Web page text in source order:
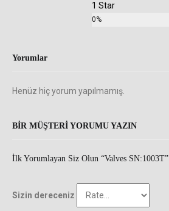
1 Star
0%
Yorumlar
Henüz hiç yorum yapılmamış.
BIR MÜŞTERI YORUMU YAZIN
İlk Yorumlayan Siz Olun “Valves SN:1003T”
Sizin dereceniz